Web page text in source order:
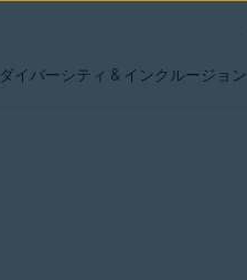
ダイバーシティ & インクルージョン